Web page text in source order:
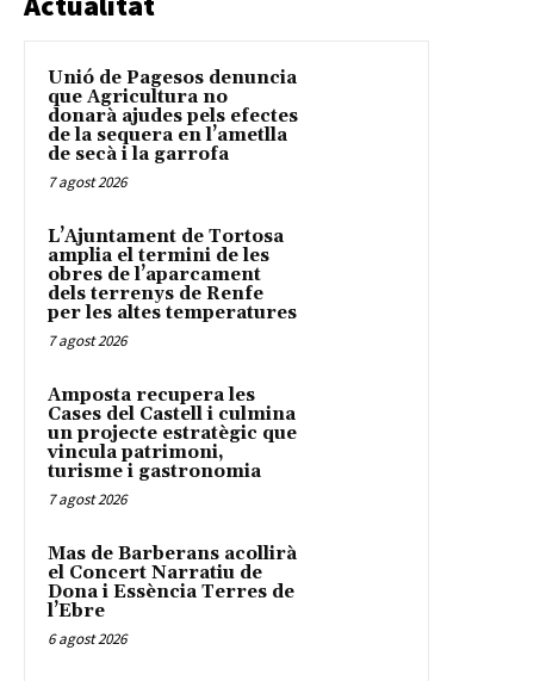
Unió de Pagesos denuncia
que Agricultura no
donarà ajudes pels efectes
de la sequera en l’ametlla
de secà i la garrofa
7 agost 2026
L’Ajuntament de Tortosa
amplia el termini de les
obres de l’aparcament
dels terrenys de Renfe
per les altes temperatures
7 agost 2026
Amposta recupera les
Cases del Castell i culmina
un projecte estratègic que
vincula patrimoni,
turisme i gastronomia
7 agost 2026
Mas de Barberans acollirà
el Concert Narratiu de
Dona i Essència Terres de
l’Ebre
6 agost 2026